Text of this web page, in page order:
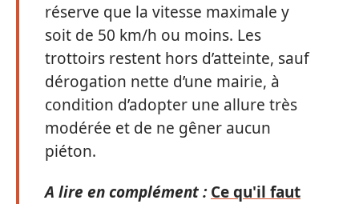
réserve que la vitesse maximale y
soit de 50 km/h ou moins. Les
trottoirs restent hors d’atteinte, sauf
dérogation nette d’une mairie, à
condition d’adopter une allure très
modérée et de ne gêner aucun
piéton.
A lire en complément : Ce qu'il faut